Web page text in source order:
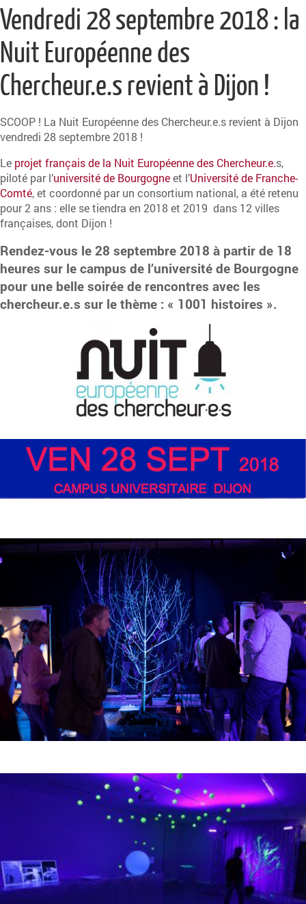
Vendredi 28 septembre 2018 : la
Nuit Européenne des
Chercheur.e.s revient à Dijon !
SCOOP ! La Nuit Européenne des Chercheur.e.s revient à Dijon
vendredi 28 septembre 2018 !
Le projet français de la Nuit Européenne des Chercheur.e.s,
piloté par l’université de Bourgogneet l’Université de Franche-
Comté, et coordonné par un consortium national, a été retenu
pour 2 ans : elle se tiendra en 2018 et 2019 dans 12 villes
françaises, dont Dijon !
Rendez-vous le 28 septembre 2018 à partir de 18
heures sur le campus de l’université de Bourgogne
pour une belle soirée de rencontres avec les
chercheur.e.s sur le thème : « 1001 histoires ».